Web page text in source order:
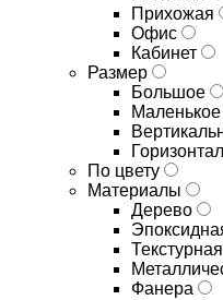
Прихожая
Офис
Кабинет
Размер
Большое
Маленькое
По цвету
Материалы
Дерево
Фанера